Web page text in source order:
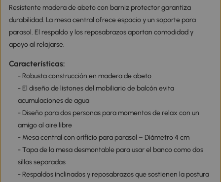
Resistente madera de abeto con barniz protector garantiza
durabilidad. La mesa central ofrece espacio y un soporte para
parasol. El respaldo y los reposabrazos aportan comodidad y
apoyo al relajarse.
Características:
- Robusta construcción en madera de abeto
- El diseño de listones del mobiliario de balcón evita
acumulaciones de agua
- Diseño para dos personas para momentos de relax con un
amigo al aire libre
- Mesa central con orificio para parasol – Diámetro 4 cm
- Tapa de la mesa desmontable para usar el banco como dos
sillas separadas
- Respaldos inclinados y reposabrazos que sostienen la postura